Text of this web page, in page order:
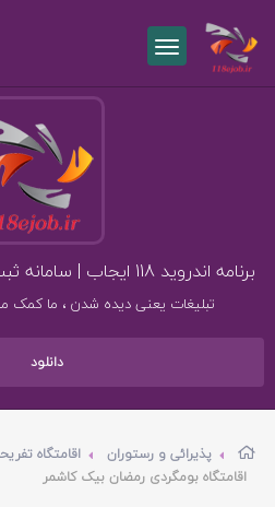
برنامه اندروید 118 ایجاب | سامانه ثبت الکترونیکی مشاغل کشور
تبلیغات یعنی دیده شدن ، ما کمک
دانلود
پذیرائی و رستوران
اقامتگاه
اقامتگاه بومگردی رمضان بیک کاشمر